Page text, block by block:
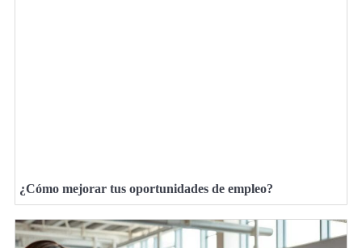
¿Cómo mejorar tus oportunidades de empleo?